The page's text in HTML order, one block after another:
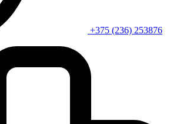
+375 (236) 253876